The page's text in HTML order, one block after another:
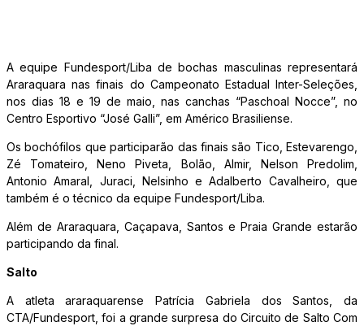
A equipe Fundesport/Liba de bochas masculinas representará
Araraquara nas finais do Campeonato Estadual Inter-Seleções,
nos dias 18 e 19 de maio, nas canchas “Paschoal Nocce”, no
Centro Esportivo “José Galli”, em Américo Brasiliense.
Os bochófilos que participarão das finais são Tico, Estevarengo,
Zé Tomateiro, Neno Piveta, Bolão, Almir, Nelson Predolim,
Antonio Amaral, Juraci, Nelsinho e Adalberto Cavalheiro, que
também é o técnico da equipe Fundesport/Liba.
Além de Araraquara, Caçapava, Santos e Praia Grande estarão
participando da final.
Salto
A atleta araraquarense Patrícia Gabriela dos Santos, da
CTA/Fundesport, foi a grande surpresa do Circuito de Salto Com